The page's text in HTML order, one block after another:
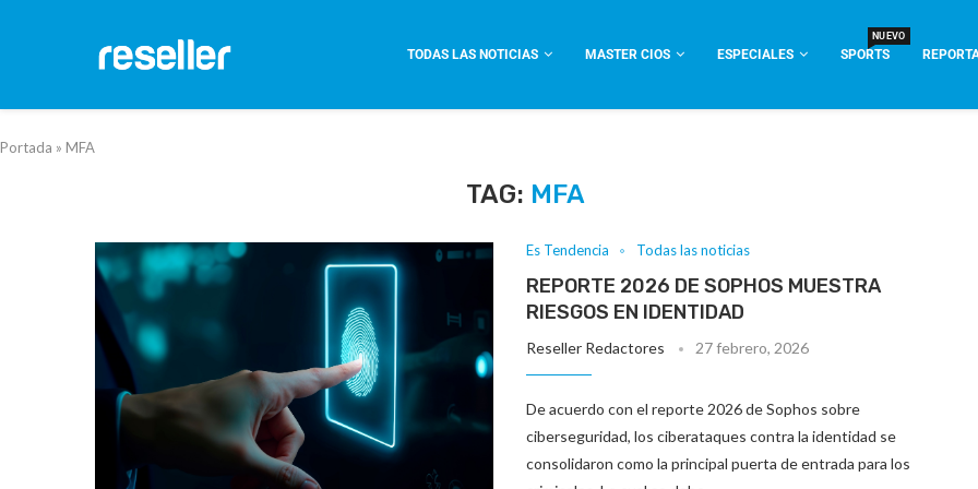
TODAS LAS NOTICIAS MASTER CIOS ESPECIALES SPORTS
NUEVO
Portada » MFA
TAG: MFA
Es Tendencia Todas las noticias
REPORTE 2026 DE SOPHOS MUESTRA
RIESGOS EN IDENTIDAD
Reseller Redactores 27 febrero, 2026
De acuerdo con el reporte 2026 de Sophos sobre
ciberseguridad, los ciberataques contra la identidad se
consolidaron como la principal puerta de entrada para los